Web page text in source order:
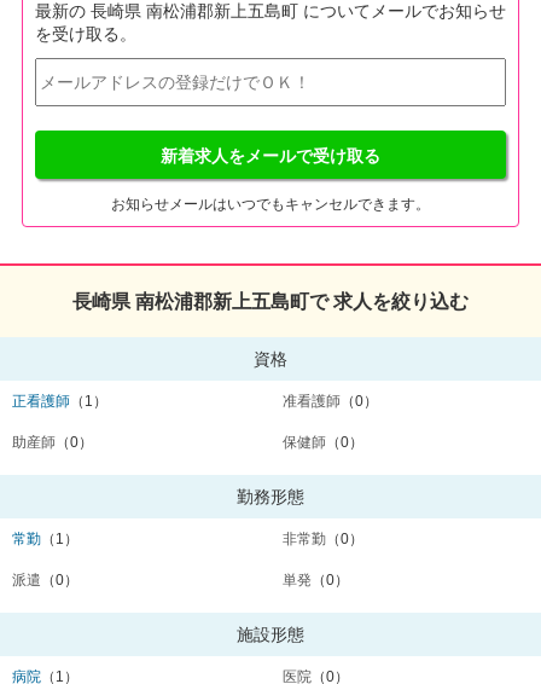
最新の 長崎県 南松浦郡新上五島町 についてメールでお知らせ
を受け取る。
新着求人をメールで受け取る
お知らせメールはいつでもキャンセルできます。
長崎県 南松浦郡新上五島町で 求人を絞り込む
資格
正看護師 （1） 准看護師 （0）
助産師 （0） 保健師 （0）
勤務形態
常勤 （1） 非常勤 （0）
派遣 （0） 単発 （0）
施設形態
病院 （1） 医院 （0）